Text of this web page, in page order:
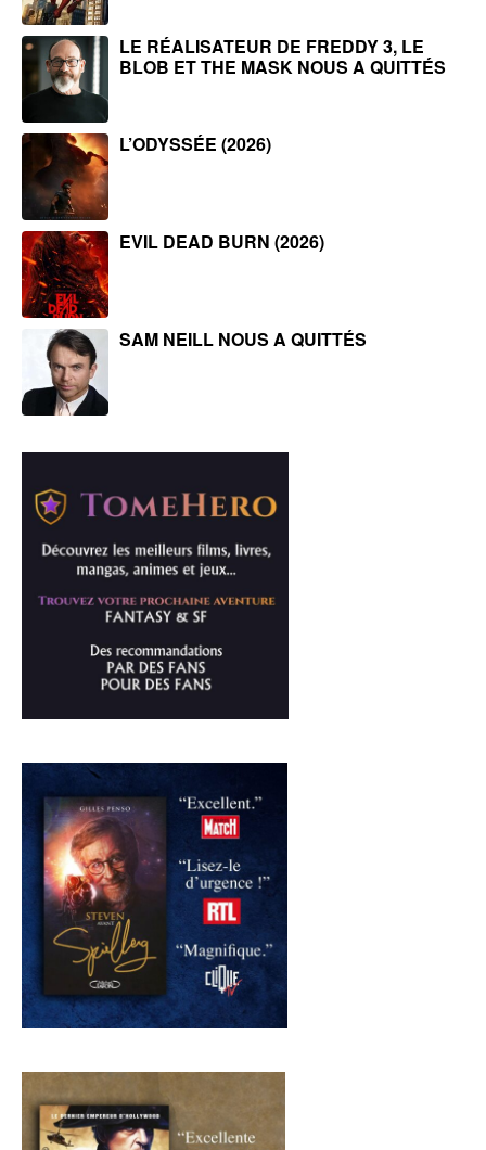
LE RÉALISATEUR DE FREDDY 3, LE
BLOB ET THE MASK NOUS A QUITTÉS
L’ODYSSÉE (2026)
EVIL DEAD BURN (2026)
SAM NEILL NOUS A QUITTÉS